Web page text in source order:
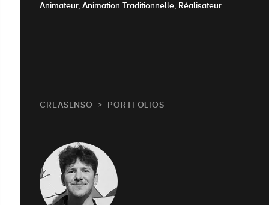
Animateur, Animation Traditionnelle, Réalisateur
CREASENSO PORTFOLIOS